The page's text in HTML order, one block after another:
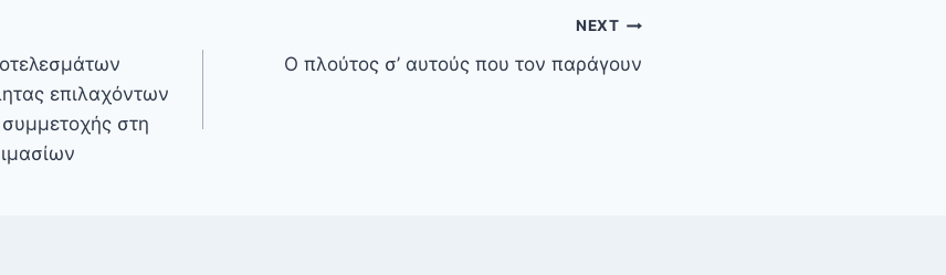
επιλαχόντων
στη
NEXT
Ο πλούτος σ’ αυτούς που τον παράγουν